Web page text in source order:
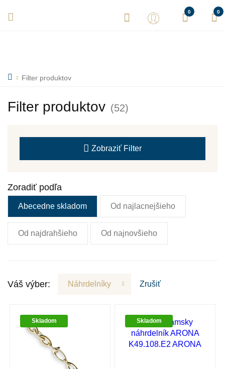
0 0
Filter produktov
Filter produktov (52)
Zobraziť Filter
Zoradiť podľa
Abecedne skladom Od najlacnejšieho
Od najdrahšieho Od najnovšieho
Váš výber: Náhrdelníky Zrušiť
Skladom Skladom